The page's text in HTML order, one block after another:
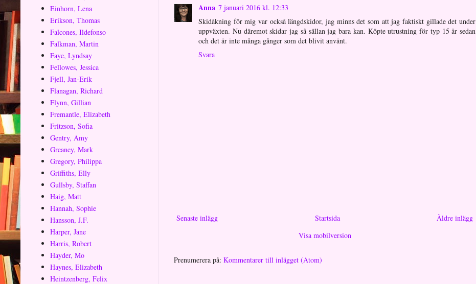
Anna 7 januari 2016 kl. 12:33
Skidåkning för mig var också längdskidor, jag minns det som att jag faktiskt gillade det under
uppväxten. Nu däremot skidar jag så sällan jag bara kan. Köpte utrustning för typ 15 år sedan
och det är inte många gånger som det blivit använt.
Svara
Senaste inlägg Äldre inlägg
Startsida
Visa mobilversion
Prenumerera på: Kommentarer till inlägget (Atom)
Einhorn, Lena
Erikson, Thomas
Falcones, Ildefonso
Falkman, Martin
Faye, Lyndsay
Fellowes, Jessica
Fjell, Jan-Erik
Flanagan, Richard
Flynn, Gillian
Fremantle, Elizabeth
Fritzson, Sofia
Gentry, Amy
Greaney, Mark
Gregory, Philippa
Griffiths, Elly
Gullsby, Staffan
Haig, Matt
Hannah, Sophie
Hansson, J.F.
Harper, Jane
Harris, Robert
Hayder, Mo
Haynes, Elizabeth
Heintzenberg, Felix